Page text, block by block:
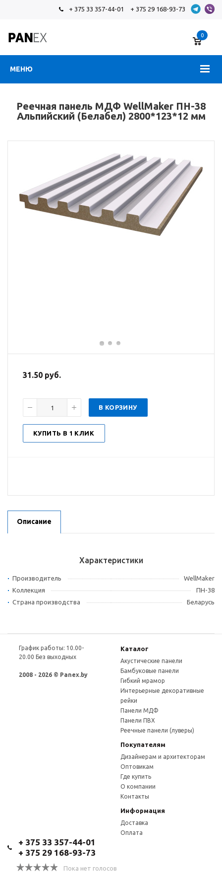
+ 375 33 357-44-01 + 375 29 168-93-73
МЕНЮ
0
Реечная панель МДФ WellMaker ПН-38
Альпийский (Белабел) 2800*123*12 мм
31.50 руб.
В КОРЗИНУ
КУПИТЬ В 1 КЛИК
Описание
Характеристики
Производитель
WellMaker
Коллекция
ПН-38
Страна производства
Беларусь
График работы: 10.00-
20.00 Без выходных
2008 - 2026 © Panex.by
Каталог
Акустические панели
Бамбуковые панели
Гибкий мрамор
Интерьерные декоративные
рейки
Панели МДФ
Панели ПВХ
Реечные панели (луверы)
Покупателям
Дизайнерам и архитекторам
Оптовикам
Где купить
О компании
Контакты
Информация
Доставка
Оплата
Пока нет голосов
+ 375 33 357-44-01
+ 375 29 168-93-73